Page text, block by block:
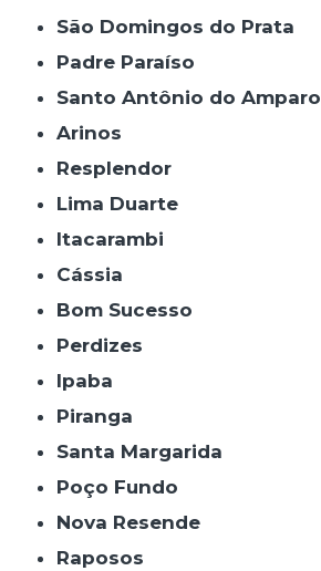
São Domingos do Prata
Padre Paraíso
Santo Antônio do Amparo
Arinos
Resplendor
Lima Duarte
Itacarambi
Cássia
Bom Sucesso
Perdizes
Ipaba
Piranga
Santa Margarida
Poço Fundo
Nova Resende
Raposos